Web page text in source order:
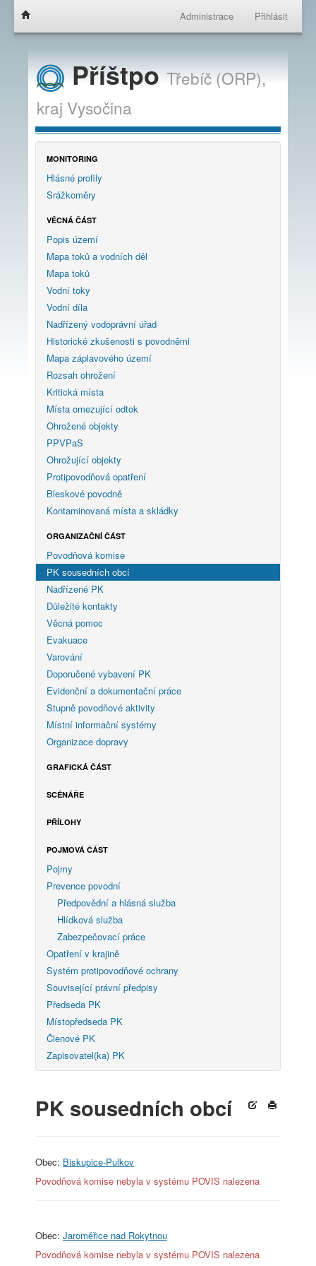
Administrace Přihlásit
PříštpoTřebíč (ORP),
kraj Vysočina
MONITORING
Hlásné profily
Srážkoměry
VĚCNÁ ČÁST
Popis území
Mapa toků a vodních děl
Mapa toků
Vodní toky
Vodní díla
Nadřízený vodoprávní úřad
Historické zkušenosti s povodněmi
Mapa záplavového území
Rozsah ohrožení
Kritická místa
Místa omezující odtok
Ohrožené objekty
PPVPaS
Ohrožující objekty
Protipovodňová opatření
Bleskové povodně
Kontaminovaná místa a skládky
ORGANIZAČNÍ ČÁST
Povodňová komise
PK sousedních obcí
Nadřízené PK
Důležité kontakty
Věcná pomoc
Evakuace
Varování
Doporučené vybavení PK
Evidenční a dokumentační práce
Stupně povodňové aktivity
Místní informační systémy
Organizace dopravy
GRAFICKÁ ČÁST
SCÉNÁŘE
PŘÍLOHY
POJMOVÁ ČÁST
Pojmy
Prevence povodní
Předpovědní a hlásná služba
Hlídková služba
Zabezpečovací práce
Opatření v krajině
Systém protipovodňové ochrany
Související právní předpisy
Předseda PK
Místopředseda PK
Členové PK
Zapisovatel(ka) PK
PK sousedních obcí
Obec: Biskupice-Pulkov
Povodňová komise nebyla v systému POVIS nalezena
Obec: Jaroměřice nad Rokytnou
Povodňová komise nebyla v systému POVIS nalezena